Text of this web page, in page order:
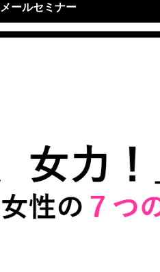
ールセミナー